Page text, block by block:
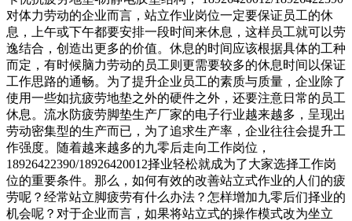
对体力劳动的企业而言，站立作业岗位一定要保证员工的休
息，上午或下午都要安排一段时间来休息，这样员工就可以劳
逸结合，创造出更多的价值。休息的时间应该根据具体的工种
而定，有时候脑力劳动的员工则更需要较多的休息时间以保证
工作思路的通畅。为了提升企业员工的素质与质量，企业除了
使用一些如抗疲劳地垫之外的硬件之外，还要注意日常的员工
休息。流水防疲劳脚垫生产厂家的电子行业越来越多，呈现出
劳动密集型的生产而已，为了追求生产率，企业往往会提升工
作强度。随着越来越多的九零后走向工作岗位，
18926422390/18926420012择业轻松就成为了大家选择工作岗
位的重要条件。那么，如何有效的改善站立式作业的人们的疲
劳呢？经常站立脚疲劳有什么办法？怎样增加九零后们择业的
机会呢？对于企业而言，如果将站立式的操作模式改为坐立